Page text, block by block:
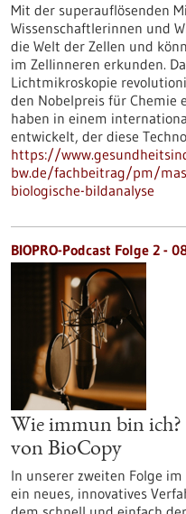
Mit der superauflösenden
Wissenschaftlerinnen und
die Welt der Zellen und
im Zellinneren erkunden.
Lichtmikroskopie
den Nobelpreis für Chemie
haben in einem
entwickelt, der diese
https://
bw.de/fachbeitrag/pm/
biologische-bildanalyse
BIOPRO-Podcast Folge 2 -
Wie immun bin ich?
von BioCopy
In unserer zweiten Folge im
ein neues, innovatives